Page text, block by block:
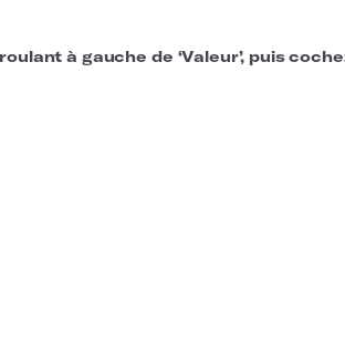
à gauche de ‘Valeur’, puis